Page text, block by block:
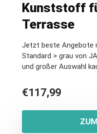
Kunststoff
Terrasse
Jetzt beste Angebote
Standard > grau von
und großer Auswahl
€117,99